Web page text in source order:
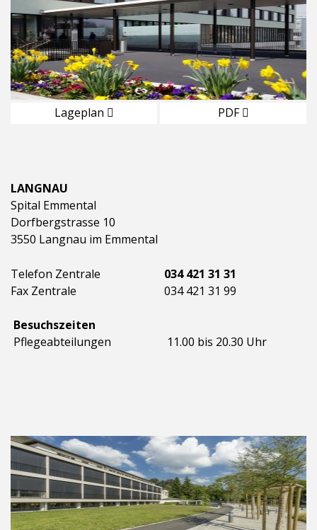
Lageplan PDF
LANGNAU
Spital Emmental
Dorfbergstrasse 10
3550 Langnau im Emmental
Telefon Zentrale
034 421 31 31
Fax Zentrale
034 421 31 99
Besuchszeiten
Pflegeabteilungen
11.00 bis 20.30 Uhr